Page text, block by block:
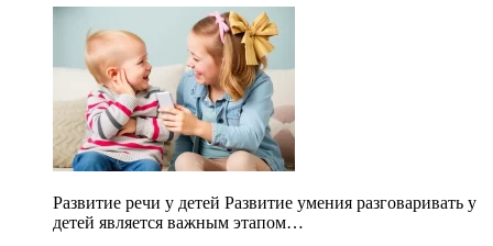
Развитие речи у детей Развитие умения разговаривать у
детей является важным этапом…